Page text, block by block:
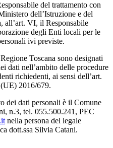
del trattamento con
dell’Istruzione e del
all’art. VI, il Responsabile
degli Enti locali per le
ivi previste.
Toscana sono designati
dati nell’ambito delle procedure
richiedenti, ai sensi dell’art.
2016/679.
dei dati personali è il Comune
n.3, tel. 055.500.241, PEC
nella persona del legale
dott.ssa Silvia Catani.